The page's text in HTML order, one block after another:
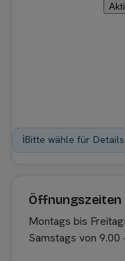
ℹ️Bitte wähle für
Öffnungszeiten
Montags bis
Samstags von 9.00